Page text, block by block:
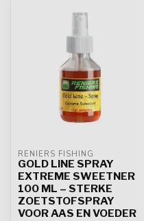
RENIERS FISHING
GOLD LINE SPRAY
EXTREME SWEETNER
100 ML – STERKE
ZOETSTOFSPRAY
VOOR AAS EN VOEDER